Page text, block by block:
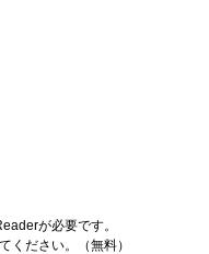
が必要です。
ください。（無料）